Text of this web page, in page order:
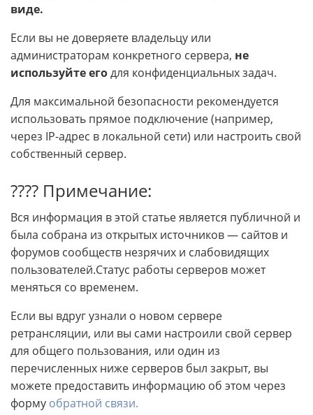
виде.
Если вы не доверяете владельцу или
администраторам конкретного сервера, не
используйте егодля конфиденциальных задач.
Для максимальной безопасности рекомендуется
использовать прямое подключение (например,
через IP-адрес в локальной сети) или настроить свой
собственный сервер.
???? Примечание:
Вся информация в этой статье является публичной и
была собрана из открытых источников — сайтов и
форумов сообществ незрячих и слабовидящих
пользователей.Статус работы серверов может
меняться со временем.
Если вы вдруг узнали о новом сервере
ретрансляции, или вы сами настроили свой сервер
для общего пользования, или один из
перечисленных ниже серверов был закрыт, вы
можете предоставить информацию об этом через
форму обратной связи.